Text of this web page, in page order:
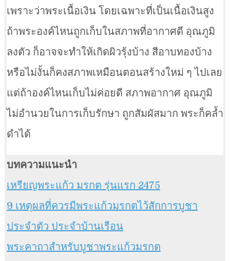
เพราะว่าพระเนื้อเงิน โดยเฉพาะที่เป็นเนื้อเงินสูง
ถ้าพระองค์ไหนถูกเก็บในสภาพที่อากาศดี อุณภูมิ
ลงตัว ก็อาจจะทำให้เกิดผิวรุ้งบ้าง สีอาบทองบ้าง
หรือไม่งั้นก็คงสภาพเหมือนตอนสร้างใหม่ ๆ ไปเลย
แต่ถ้าองค์ไหนเก็บไม่ค่อยดี สภาพอากาศ อุณภูมิ
ไม่อำนวยในการเก็บรักษา ถูกสัมผัสมาก พระก็คล้ำ
ดำได้
บทความแนะนำ
เหรียญพระแก้ว มรกต รุ่นแรก 2475
9 เหตุผลที่ควรมีพระแก้วมรกตไว้สักการบูชา
ประจำตัว ประจำบ้านเรือน
พระคาถาสำหรับบูชาพระแก้วมรกต